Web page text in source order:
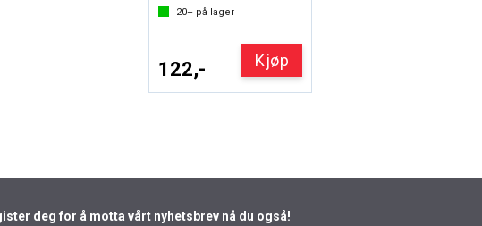
20+ på lager
122,- Kjøp
deg for å motta vårt nyhetsbrev nå du også!